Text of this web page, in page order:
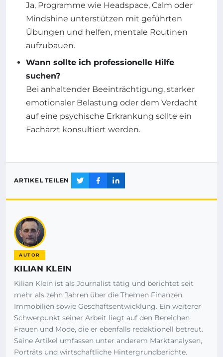
Ja, Programme wie Headspace, Calm oder
Mindshine unterstützen mit geführten
Übungen und helfen, mentale Routinen
aufzubauen.
Wann sollte ich professionelle Hilfe
suchen?
Bei anhaltender Beeinträchtigung, starker
emotionaler Belastung oder dem Verdacht
auf eine psychische Erkrankung sollte ein
Facharzt konsultiert werden.
ARTIKEL TEILEN
AUTOR
KILIAN KLEIN
Kilian Klein ist als Journalist tätig und berichtet seit
mehr als zehn Jahren über die Themen Finanzen,
Immobilien sowie Geschäftsentwicklung. Ein weiterer
Schwerpunkt seiner Arbeit liegt auf den Bereichen
Frauen und Mode, die er ebenfalls redaktionell betreut.
Seine Artikel umfassen unter anderem Marktanalysen,
Porträts und wirtschaftliche Hintergrundberichte.